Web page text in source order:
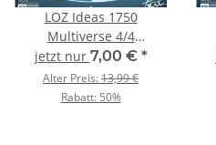
LOZ Ideas 1750
Multiverse 4/4
Portalreise Dino
jetzt nur 7,00 € *
Alter Preis:13,99 €
Rabatt: 50%